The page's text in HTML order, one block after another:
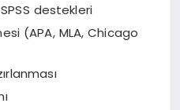
destekleri
(APA, MLA, Chicago